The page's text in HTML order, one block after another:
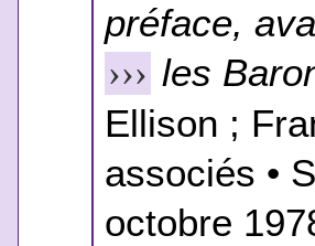
préface,
››› les
Ellison ;
associés •
octobre